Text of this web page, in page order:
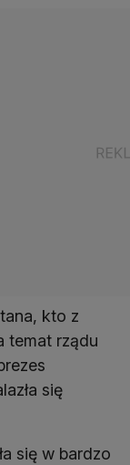
kto z
temat rządu
się
się w bardzo